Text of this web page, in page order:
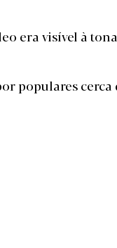
era visível à
populares cerca